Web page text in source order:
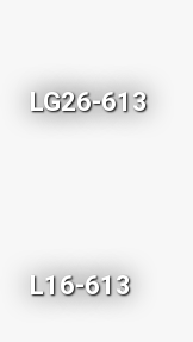
LG26-613
L16-613